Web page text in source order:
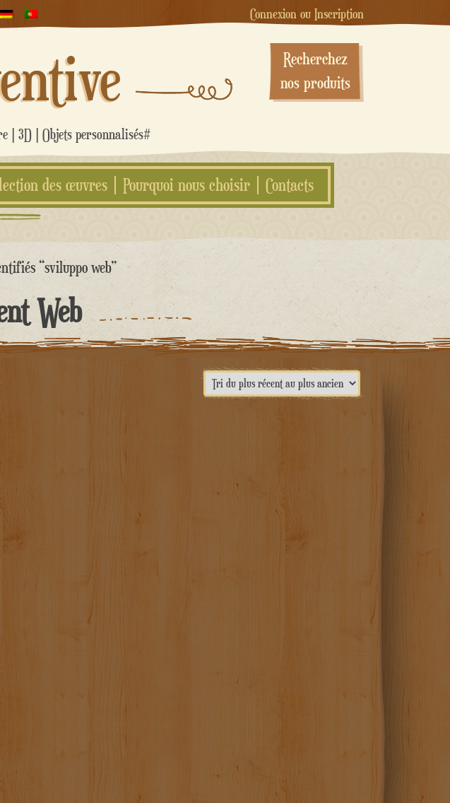
Connexion ou Inscription
| 3D | Objets personnalisés#
Recherchez
nos produits
des œuvres Pourquoi nous choisir Contacts
“sviluppo web”
Web